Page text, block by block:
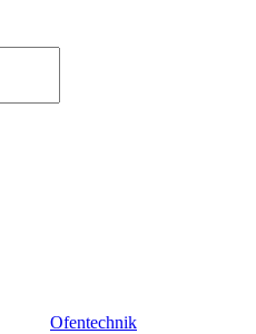
Ofentechnik